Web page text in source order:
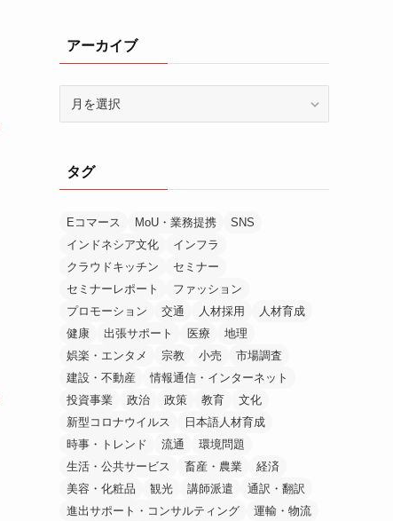
アーカイブ
ブタグ
Eコマース MoU・業務提携
SNS
インドネシア文化
インフラ
クラウドキッチン
セミナー
セミナーレポート
ファッション
プロモーション
交通 人材採用
人材育成
健康
出張サポート 医療
地理
娯楽・エンタメ
宗教 小売
市場調査
建設・不動産
情報通信・インターネット
投資事業
政治 政策 教育
文化
新型コロナウイルス
日本語人材育成
時事・トレンド
流通
環境問題
生活・公共サービス
畜産・農業
経済
美容・化粧品
観光 講師派遣
通訳・翻訳
進出サポート・コンサルティング
運輸・物流